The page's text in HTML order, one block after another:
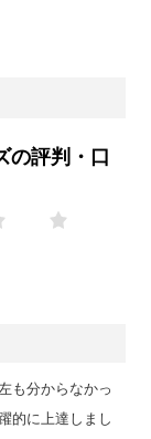
の評判・口
も分からなかっ
的に上達しまし